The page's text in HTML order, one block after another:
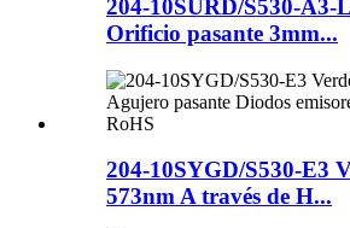
204-10SURD/S530-A3-
Orificio pasante 3mm...
204-10SYGD/S530-E3
573nm A través de H...